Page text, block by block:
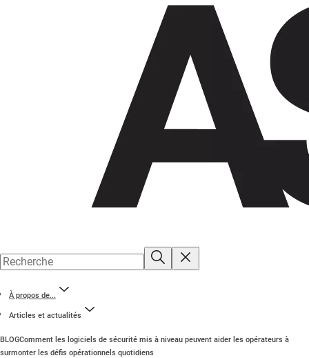
À propos de...
Articles et actualités
BLOGComment les logiciels de sécurité mis à niveau peuvent aider les opérateurs à
surmonter les défis opérationnels quotidiens